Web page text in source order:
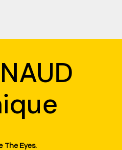
The Eyes.